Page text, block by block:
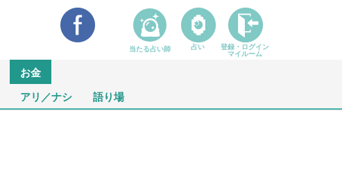
お金
アリ／ナシ 語り場
当たる占い師 占い
登録・ログイン
マイルーム